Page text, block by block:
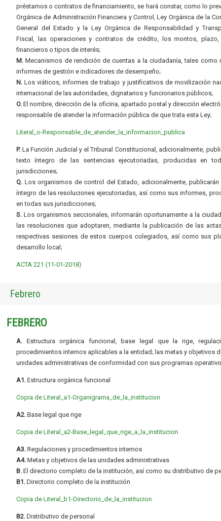
préstamos o contratos de financiamiento, se hará constar, como lo
Orgánica de Administración Financiera y Control, Ley Orgánica de la
General del Estado y la Ley Orgánica de Responsabilidad y
Fiscal, las operaciones y contratos de crédito, los montos,
financieros o tipos de interés;
M. Mecanismos de rendición de cuentas a la ciudadanía, tales como
informes de gestión e indicadores de desempeño;
N. Los viáticos, informes de trabajo y justificativos de movilización
internacional de las autoridades, dignatarios y funcionarios públicos;
O. El nombre, dirección de la oficina, apartado postal y dirección
responsable de atender la información pública de que trata esta Ley;
Literal_o-Responsable_de_atender_la_informacion_publica
P. La Función Judicial y el Tribunal Constitucional, adicionalmente,
texto íntegro de las sentencias ejecutoriadas, producidas en
jurisdicciones;
Q. Los organismos de control del Estado, adicionalmente, publicarán
íntegro de las resoluciones ejecutoriadas, así como sus informes,
en todas sus jurisdicciones;
S. Los organismos seccionales, informarán oportunamente a la
las resoluciones que adoptaren, mediante la publicación de las
respectivas sesiones de estos cuerpos colegiados, así como sus
desarrollo local;
ACTA 221 (11-01-2018)
Febrero
FEBRERO
A. Estructura orgánica funcional, base legal que la rige,
procedimientos internos aplicables a la entidad; las metas y objetivos
unidades administrativas de conformidad con sus programas
A1. Estructura orgánica funcional
Copia de Literal_a1-Organigrama_de_la_institucion
A2. Base legal que rige
Copia de Literal_a2-Base_legal_que_rige_a_la_institucion
A3. Regulaciones y procedimientos internos
A4. Metas y objetivos de las unidades administrativas
B. El directorio completo de la institución, así como su distributivo de
B1. Directorio completo de la institución
Copia de Literal_b1-Directorio_de_la_institucion
B2. Distributivo de personal